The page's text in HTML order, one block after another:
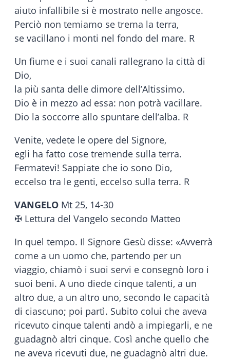
aiuto infallibile si è mostrato nelle angosce.
Perciò non temiamo se trema la terra,
se vacillano i monti nel fondo del mare. R
Un fiume e i suoi canali rallegrano la città di
Dio,
la più santa delle dimore dell’Altissimo.
Dio è in mezzo ad essa: non potrà vacillare.
Dio la soccorre allo spuntare dell’alba. R
Venite, vedete le opere del Signore,
egli ha fatto cose tremende sulla terra.
Fermatevi! Sappiate che io sono Dio,
eccelso tra le genti, eccelso sulla terra. R
VANGELO Mt 25, 14-30
✠ Lettura del Vangelo secondo Matteo
In quel tempo. Il Signore Gesù disse: «Avverrà
come a un uomo che, partendo per un
viaggio, chiamò i suoi servi e consegnò loro i
suoi beni. A uno diede cinque talenti, a un
altro due, a un altro uno, secondo le capacità
di ciascuno; poi partì. Subito colui che aveva
ricevuto cinque talenti andò a impiegarli, e ne
guadagnò altri cinque. Così anche quello che
ne aveva ricevuti due, ne guadagnò altri due.